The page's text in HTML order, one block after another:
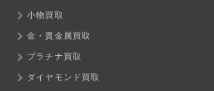
小物買取
金・貴金属買取
プラチナ買取
ダイヤモンド買取